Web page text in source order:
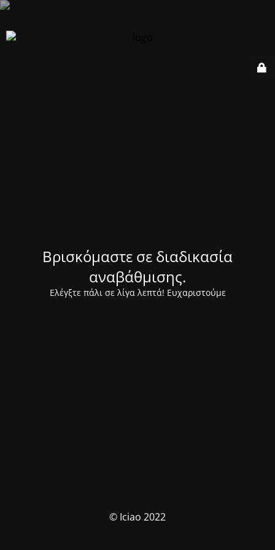
Βρισκόμαστε σε διαδικασία
αναβάθμισης.
Ελέγξτε πάλι σε λίγα λεπτά! Ευχαριστούμε
© Iciao 2022